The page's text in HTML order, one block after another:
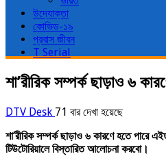
উদ্যোক্তা
কোভিড-১৯
প্রবাস জীবন
T Serial
শা’রীরিক সম্পর্ক ছাড়াও ৬
DTV Desk 71 বার দেখা হয়েছে
শা’রীরিক সম্পর্ক ছাড়াও ৬ কারণে হতে
টিউটোরিয়ালে বিস্তারিত আলোচনা করবো।